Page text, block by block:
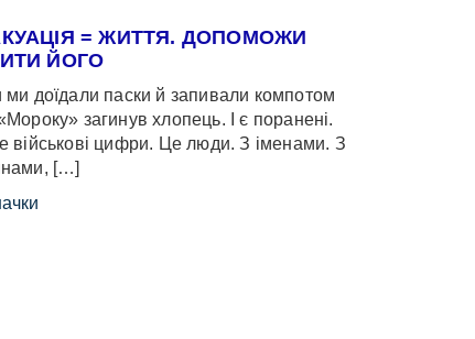
= ЖИТТЯ. ДОПОМОЖИ
ЙОГО
ми доїдали паски й запивали компотом
загинув хлопець. І є поранені.
військові цифри. Це люди. З іменами. З
[…]